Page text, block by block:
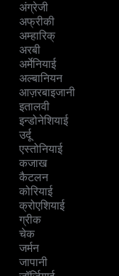
अंग्रेजी
अफ्रीकी
अम्हारिक्
अरबी
अर्मेनियाई
अल्बानियन
आज़रबाइजानी
इतालवी
इन्डोनेशियाई
उर्दू
एस्तोनियाई
कजाख
कैटलन
कोरियाई
क्रोएशियाई
ग्रीक
चेक
जर्मन
जापानी